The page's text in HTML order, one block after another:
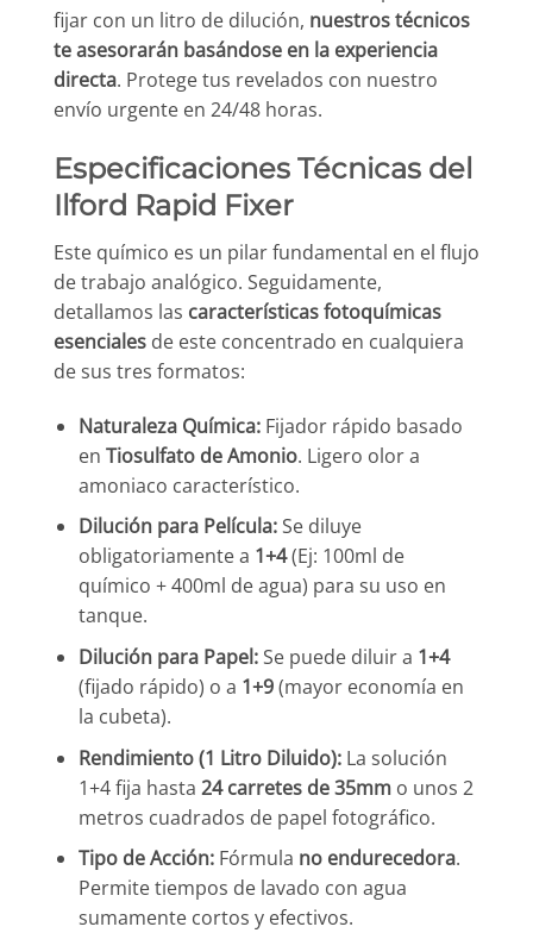
fijar con un litro de dilución, nuestros técnicos
te asesorarán basándose en la experiencia
directa. Protege tus revelados con nuestro
envío urgente en 24/48 horas.
Especificaciones Técnicas del
Ilford Rapid Fixer
Este químico es un pilar fundamental en el flujo
de trabajo analógico. Seguidamente,
detallamos las características fotoquímicas
esenciales de este concentrado en cualquiera
de sus tres formatos:
Naturaleza Química:Fijador rápido basado
en Tiosulfato de Amonio. Ligero olor a
amoniaco característico.
Dilución para Película:Se diluye
obligatoriamente a 1+4(Ej: 100ml de
químico + 400ml de agua) para su uso en
tanque.
Dilución para Papel:Se puede diluir a 1+4
(fijado rápido) o a 1+9(mayor economía en
la cubeta).
Rendimiento (1 Litro Diluido):La solución
1+4 fija hasta 24 carretes de 35mmo unos 2
metros cuadrados de papel fotográfico.
Tipo de Acción:Fórmula no endurecedora.
Permite tiempos de lavado con agua
sumamente cortos y efectivos.